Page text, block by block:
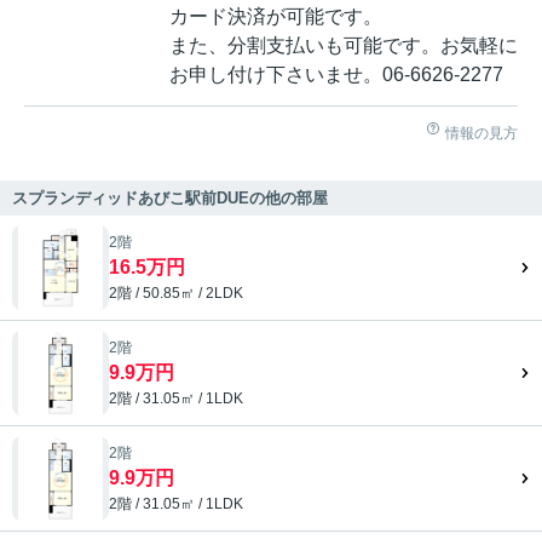
カード決済が可能です。
また、分割支払いも可能です。お気軽に
お申し付け下さいませ。06-6626-2277
情報の見方
スプランディッドあびこ駅前DUEの他の部屋
2階
16.5万円
2階 / 50.85㎡ / 2LDK
2階
9.9万円
2階 / 31.05㎡ / 1LDK
2階
9.9万円
2階 / 31.05㎡ / 1LDK